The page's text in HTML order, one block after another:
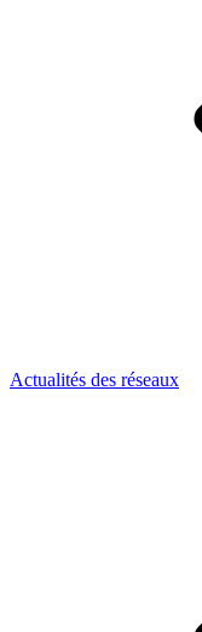
Actualités des réseaux